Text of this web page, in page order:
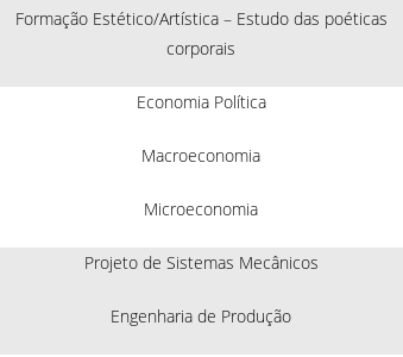
Formação Estético/Artística – Estudo das poéticas
corporais
Economia Política
Macroeconomia
Microeconomia
Projeto de Sistemas Mecânicos
Engenharia de Produção